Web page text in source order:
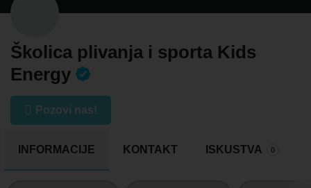
Školica plivanja i sporta Kids
Energy
Pozovi nas!
INFORMACIJE KONTAKT ISKUSTVA 0